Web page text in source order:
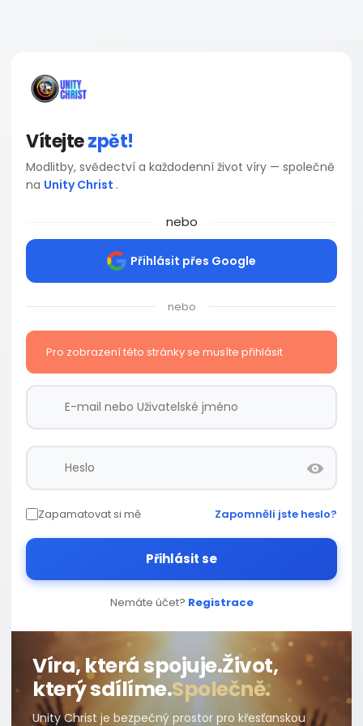
Vítejtezpět!
Modlitby, svědectví a každodenní život víry — společně
na Unity Christ .
nebo
Přihlásit přes Google
nebo
Pro zobrazení této stránky se musíte přihlásit
Zapamatovat si mě Zapomněli jste heslo?
Přihlásit se
Nemáte účet? Registrace
Víra, která spojuje.Život,
který sdílíme.Společně.
Unity Christ je bezpečný prostor pro křesťanskou